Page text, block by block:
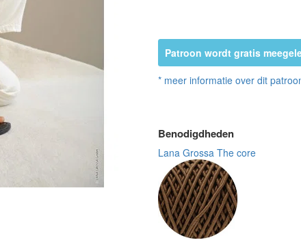
Patroon wordt gratis
* meer informatie over dit
Benodigdheden
Lana Grossa The core